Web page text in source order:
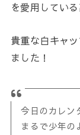
を愛用してい
貴重な白キャ
ました！
今日のカレン
まるで少年の